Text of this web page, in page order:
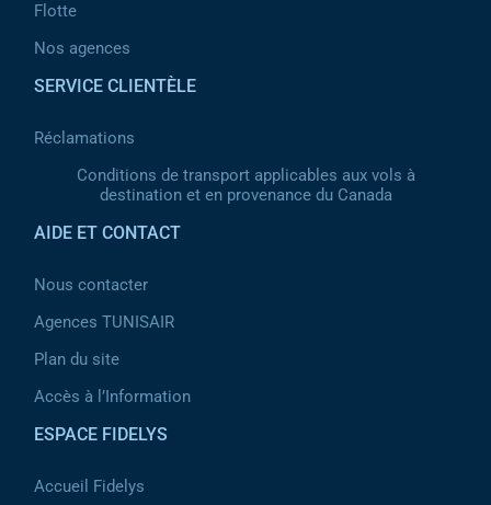
Flotte
Nos agences
SERVICE CLIENTÈLE
Réclamations
Conditions de transport applicables aux vols à
destination et en provenance du Canada
AIDE ET CONTACT
Nous contacter
Agences TUNISAIR
Plan du site
Accès à l’Information
ESPACE FIDELYS
Accueil Fidelys